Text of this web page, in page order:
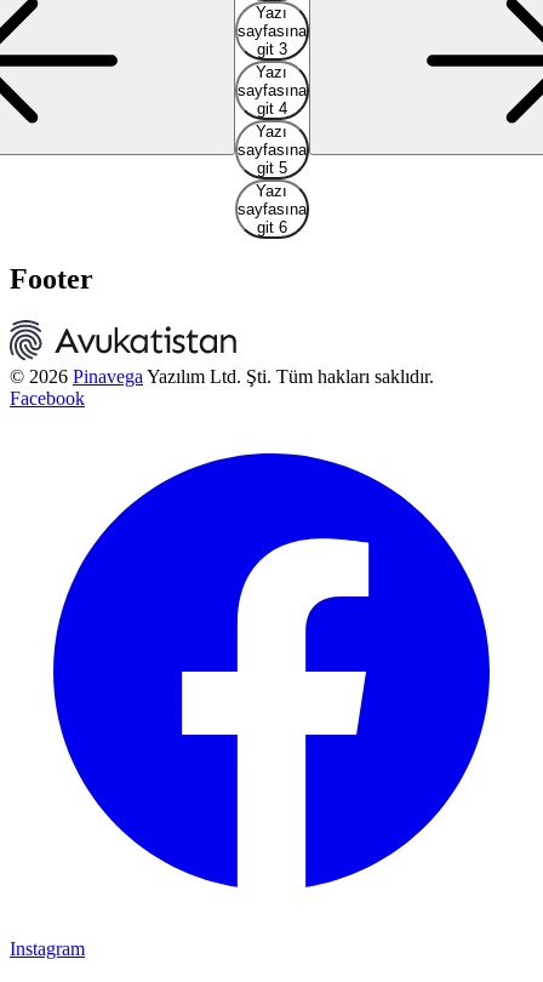
Yazı
sayfasına
git 3
Yazı
sayfasına
git 4
Yazı
sayfasına
git 5
Yazı
sayfasına
git 6
Footer
© 2026 Pinavega Yazılım Ltd. Şti. Tüm hakları saklıdır.
Facebook
Instagram